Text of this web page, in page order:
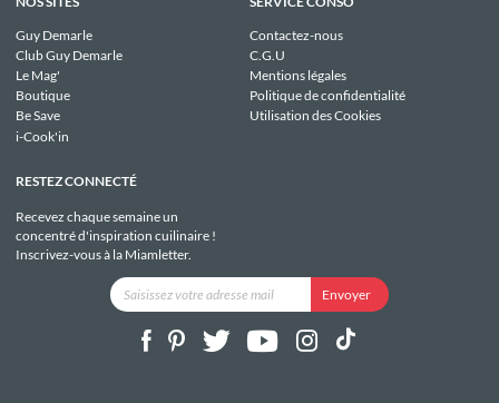
Guy Demarle
Club Guy Demarle
Le Mag'
Boutique
Be Save
i-Cook'in
Contactez-nous
C.G.U
Mentions légales
Politique de confidentialité
Utilisation des Cookies
RESTEZ CONNECTÉ
Recevez chaque semaine un
concentré d'inspiration cuilinaire !
Inscrivez-vous à la Miamletter.